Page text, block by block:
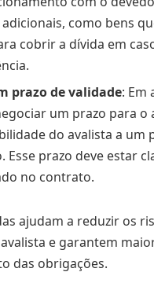
como bens
cobrir a dívida em
prazo de validade: Em
um prazo para o
do avalista a um
Esse prazo deve estar
no contrato.
ajudam a reduzir os
e garantem
das obrigações.